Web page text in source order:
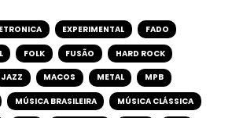
EXPERIMENTAL FADO
FOLK FUSÃO HARD ROCK
JAZZ MACOS METAL MPB
MÚSICA BRASILEIRA MÚSICA CLÁSSICA